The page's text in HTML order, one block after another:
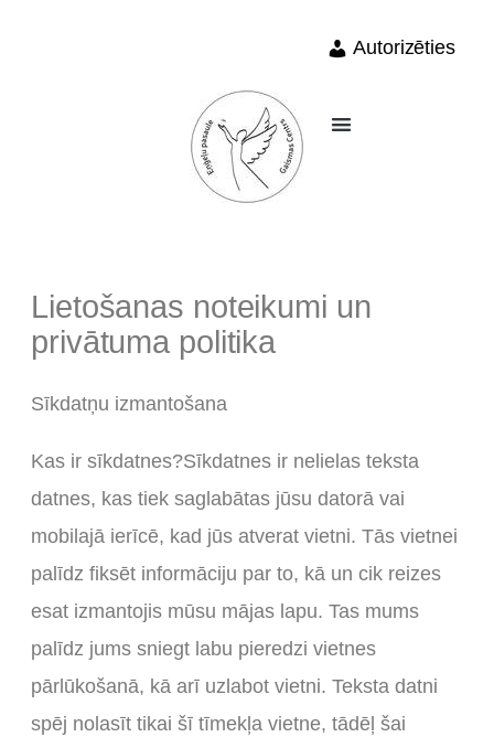
Autorizēties
Lietošanas noteikumi un
privātuma politika
Sīkdatņu izmantošana
Kas ir sīkdatnes?Sīkdatnes ir nelielas teksta
datnes, kas tiek saglabātas jūsu datorā vai
mobilajā ierīcē, kad jūs atverat vietni. Tās vietnei
palīdz fiksēt informāciju par to, kā un cik reizes
esat izmantojis mūsu mājas lapu. Tas mums
palīdz jums sniegt labu pieredzi vietnes
pārlūkošanā, kā arī uzlabot vietni. Teksta datni
spēj nolasīt tikai šī tīmekļa vietne, tādēļ šai